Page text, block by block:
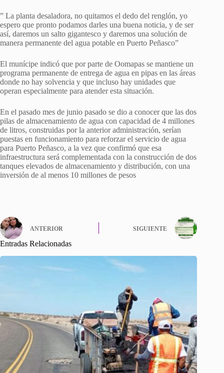
” La planta desaladora, no quitamos el dedo del renglón, yo
espero que pronto podamos darles una buena noticia, y de ser
así, daremos un salto gigantesco y daremos una solución de
manera permanente del agua potable en Puerto Peñasco”
El munícipe indicó que por parte de Oomapas se mantiene un
programa permanente de entrega de agua en pipas en las áreas
donde no hay solvencia y que incluso hay unidades que
operan especialmente para atender esta situación.
En el pasado mes de junio pasado se dio a conocer que las dos
pilas de almacenamiento de agua con capacidad de 4 millones
de litros, construidas por la anterior administración, serían
puestas en funcionamiento para reforzar el servicio de agua
para Puerto Peñasco, a la vez que confirmó que esa
infraestructura será complementada con la construcción de dos
tanques elevados de almacenamiento y distribución, con una
inversión de al menos 10 millones de pesos
ANTERIOR SIGUIENTE
Entradas Relacionadas